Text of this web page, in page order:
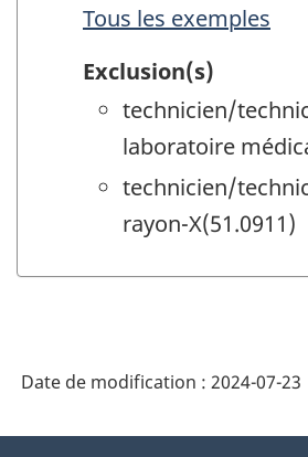
Tous les exemples
Exclusion(s)
technicien/
laboratoire
technicien/
rayon-X(51.0911)
Date de modification : 2024-07-23